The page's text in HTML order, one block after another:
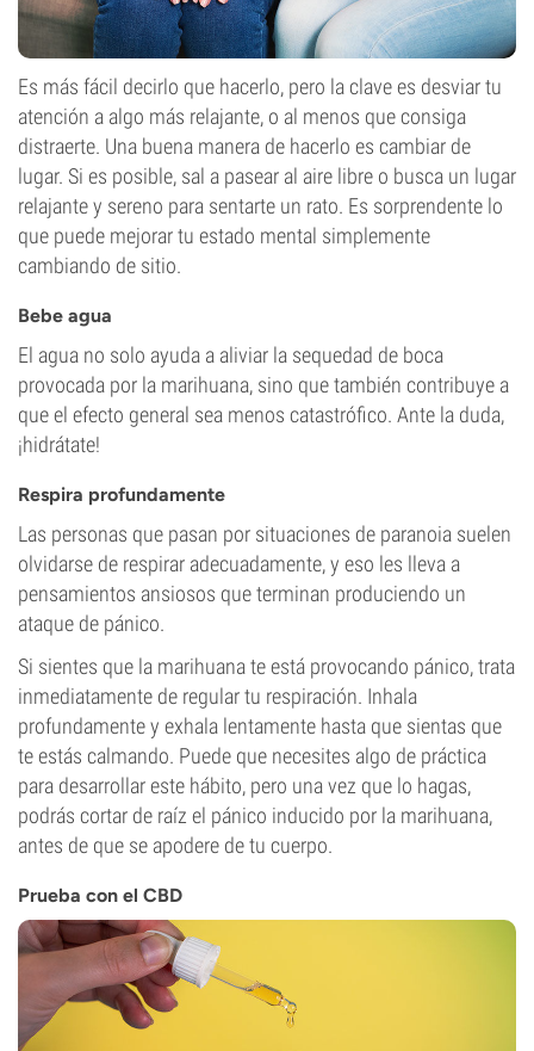
Es más fácil decirlo que hacerlo, pero la clave es desviar tu
atención a algo más relajante, o al menos que consiga
distraerte. Una buena manera de hacerlo es cambiar de
lugar. Si es posible, sal a pasear al aire libre o busca un lugar
relajante y sereno para sentarte un rato. Es sorprendente lo
que puede mejorar tu estado mental simplemente
cambiando de sitio.
Bebe agua
El agua no solo ayuda a aliviar la sequedad de boca
provocada por la marihuana, sino que también contribuye a
que el efecto general sea menos catastrófico. Ante la duda,
¡hidrátate!
Respira profundamente
Las personas que pasan por situaciones de paranoia suelen
olvidarse de respirar adecuadamente, y eso les lleva a
pensamientos ansiosos que terminan produciendo un
ataque de pánico.
Si sientes que la marihuana te está provocando pánico, trata
inmediatamente de regular tu respiración. Inhala
profundamente y exhala lentamente hasta que sientas que
te estás calmando. Puede que necesites algo de práctica
para desarrollar este hábito, pero una vez que lo hagas,
podrás cortar de raíz el pánico inducido por la marihuana,
antes de que se apodere de tu cuerpo.
Prueba con el CBD